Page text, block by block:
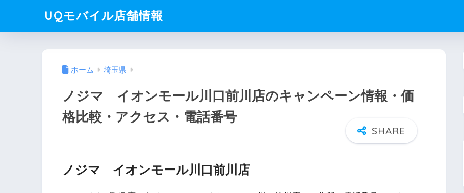
UQモバイル店舗情報
ホーム 埼玉県
ノジマ イオンモール川口前川店のキャンペーン情報・価
格比較・アクセス・電話番号
ノジマ イオンモール川口前川店